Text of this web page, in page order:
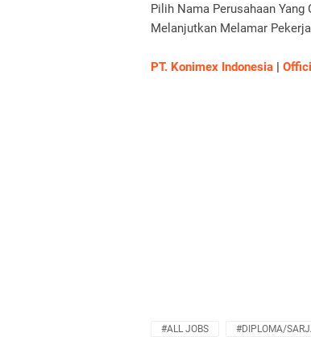
Pilih Nama Perusahaan
Melanjutkan Melamar
PT. Konimex Indonesia |
#ALL JOBS #DIPLOMA/